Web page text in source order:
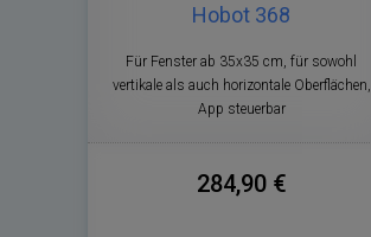
Hobot 368
Für Fenster ab 35x35 cm, für sowohl
vertikale als auch horizontale Oberflächen,
App steuerbar
284,90 €